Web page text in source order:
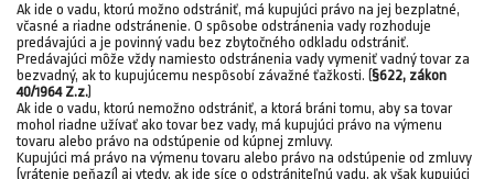
Ak ide o vadu, ktorú možno odstrániť, má kupujúci právo na jej bezplatné,
včasné a riadne odstránenie. O spôsobe odstránenia vady rozhoduje
predávajúci a je povinný vadu bez zbytočného odkladu odstrániť.
Predávajúci môže vždy namiesto odstránenia vady vymeniť vadný tovar za
bezvadný, ak to kupujúcemu nespôsobí závažné ťažkosti. (§622, zákon
40/1964 Z.z.)
Ak ide o vadu, ktorú nemožno odstrániť, a ktorá bráni tomu, aby sa tovar
mohol riadne užívať ako tovar bez vady, má kupujúci právo na výmenu
tovaru alebo právo na odstúpenie od kúpnej zmluvy.
Kupujúci má právo na výmenu tovaru alebo právo na odstúpenie od zmluvy
(vrátenie peňazí) aj vtedy, ak ide síce o odstrániteľnú vadu, ak však kupujúci